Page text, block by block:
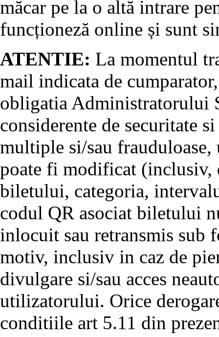
măcar pe la o altă intrare
funcționeză online și sunt
ATENTIE: La momentul
mail indicata de
obligatia Administratorului
considerente de securitate
multiple si/sau
poate fi modificat (inclusiv,
biletului, categoria,
codul QR asociat biletului
inlocuit sau retransmis sub
motiv, inclusiv in caz de
divulgare si/sau acces
utilizatorului. Orice
conditiile art 5.11 din